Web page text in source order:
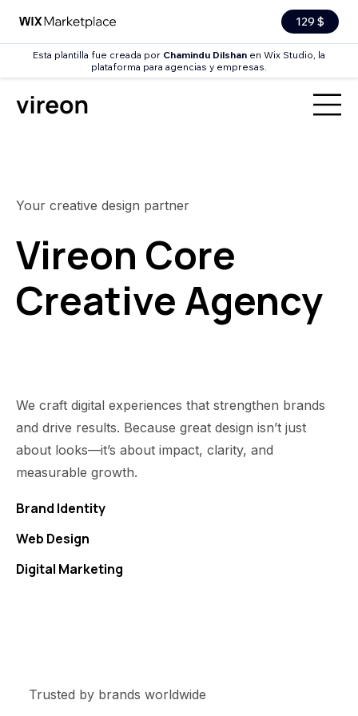
129 $
Esta plantilla fue creada por Chamindu Dilshan en Wix Studio, la
plataforma para agencias y empresas.